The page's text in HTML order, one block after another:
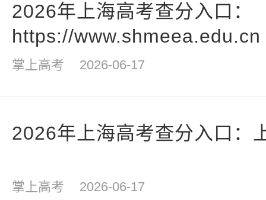
2026年上海高考查分入口：
https://www.shmeea.edu.cn
掌上高考 2026-06-17
2026年上海高考查分入口：
掌上高考 2026-06-17